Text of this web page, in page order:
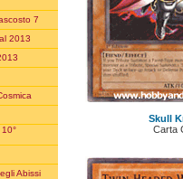
7
2013
Abissi
Skull
Carta